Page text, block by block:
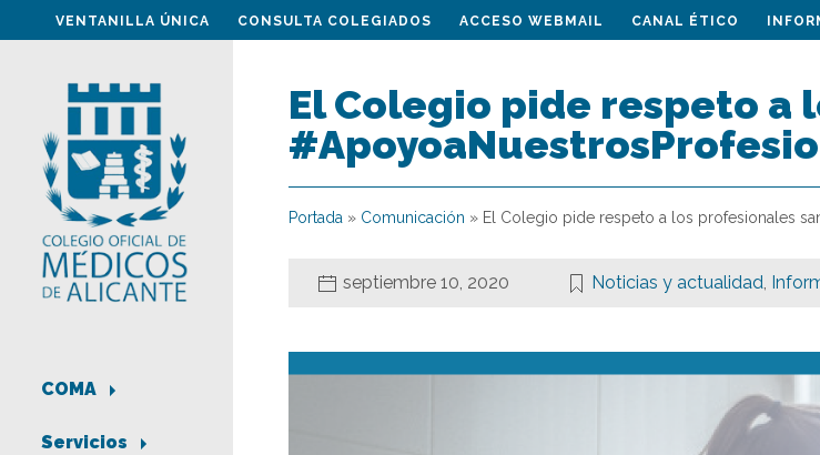
VENTANILLA ÚNICA CONSULTA COLEGIADOS ACCESO WEBMAIL CANAL ÉTICO
COMA
Servicios
El Colegio pide respeto a
Portada » Comunicación » El Colegio pide respeto a los profesionales
septiembre 10, 2020 Noticias y actualidad,